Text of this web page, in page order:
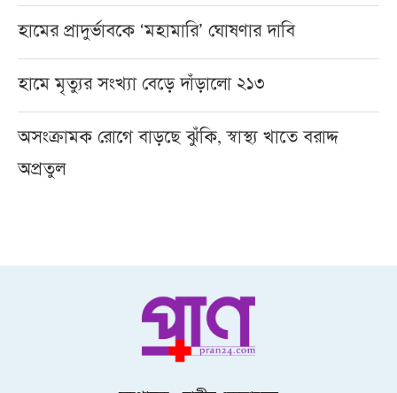
হামের প্রাদুর্ভাবকে ‘মহামারি’ ঘোষণার দাবি
হামে মৃত্যুর সংখ্যা বেড়ে দাঁড়ালো ২১৩
অসংক্রামক রোগে বাড়ছে ঝুঁকি, স্বাস্থ্য খাতে বরাদ্দ
অপ্রতুল